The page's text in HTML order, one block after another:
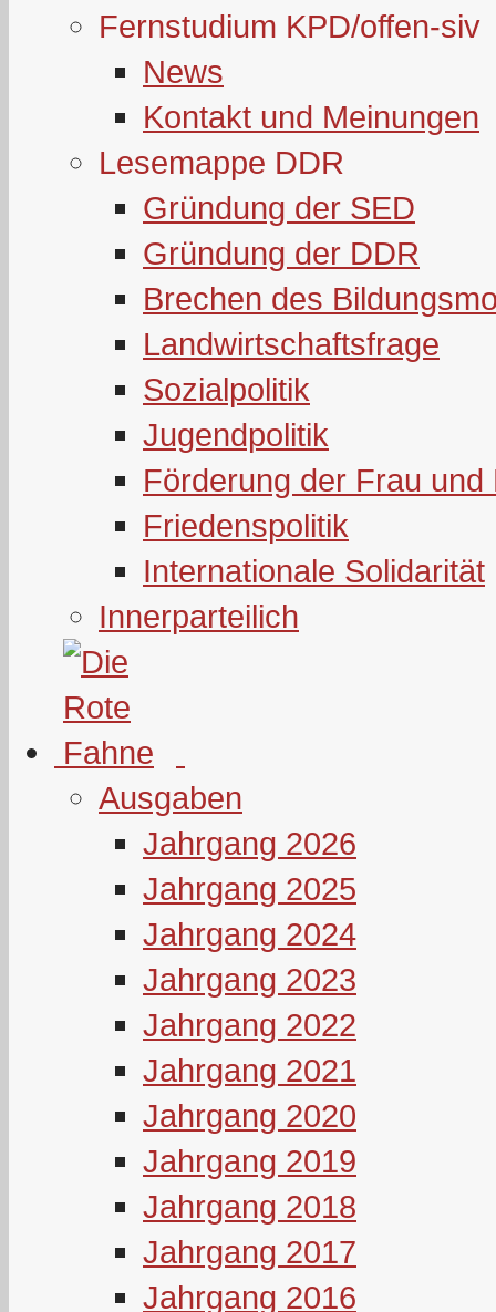
Fernstudium KPD/offen-siv
News
Kontakt und Meinungen
Lesemappe DDR
Gründung der SED
Gründung der DDR
Brechen des
Landwirtschaftsfrage
Sozialpolitik
Jugendpolitik
Förderung der Frau und
Friedenspolitik
Internationale Solidarität
Innerparteilich
Ausgaben
Jahrgang 2026
Jahrgang 2025
Jahrgang 2024
Jahrgang 2023
Jahrgang 2022
Jahrgang 2021
Jahrgang 2020
Jahrgang 2019
Jahrgang 2018
Jahrgang 2017
Jahrgang 2016